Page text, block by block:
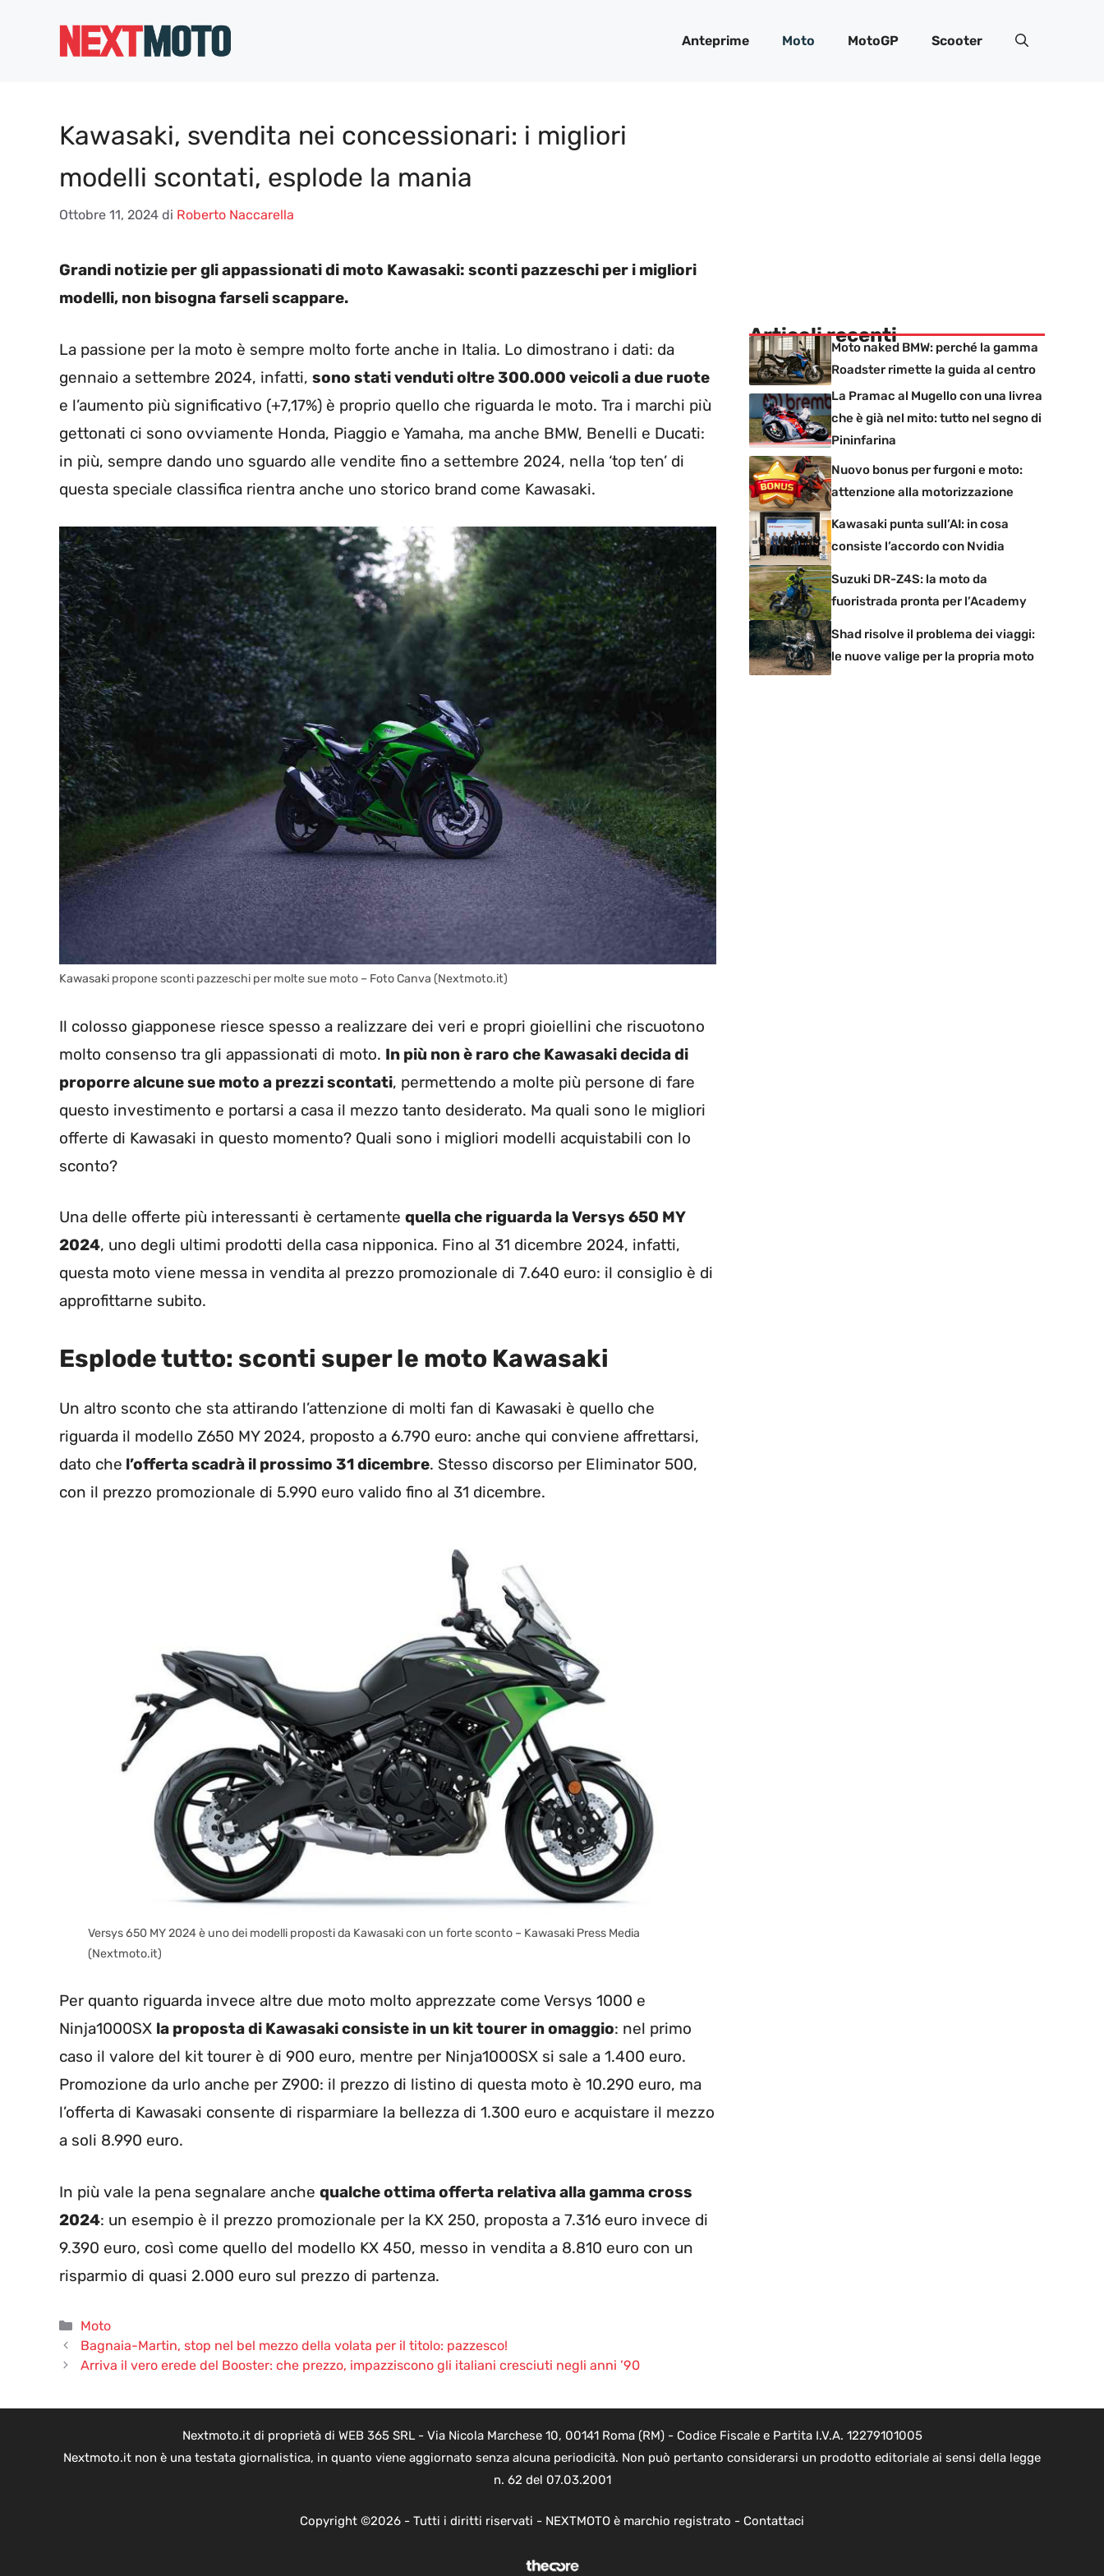
Anteprime Moto MotoGP Scooter
Kawasaki, svendita nei concessionari: i migliori
modelli scontati, esplode la mania
Ottobre 11, 2024 di Roberto Naccarella
Grandi notizie per gli appassionati di moto Kawasaki: sconti pazzeschi per i migliori
modelli, non bisogna farseli scappare.
La passione per la moto è sempre molto forte anche in Italia. Lo dimostrano i dati: da
gennaio a settembre 2024, infatti, sono stati venduti oltre 300.000 veicoli a due ruote
e l’aumento più significativo (+7,17%) è proprio quello che riguarda le moto. Tra i marchi più
gettonati ci sono ovviamente Honda, Piaggio e Yamaha, ma anche BMW, Benelli e Ducati:
in più, sempre dando uno sguardo alle vendite fino a settembre 2024, nella ‘top ten’ di
questa speciale classifica rientra anche uno storico brand come Kawasaki.
Kawasaki propone sconti pazzeschi per molte sue moto – Foto Canva (Nextmoto.it)
Il colosso giapponese riesce spesso a realizzare dei veri e propri gioiellini che riscuotono
molto consenso tra gli appassionati di moto. In più non è raro che Kawasaki decida di
proporre alcune sue moto a prezzi scontati, permettendo a molte più persone di fare
questo investimento e portarsi a casa il mezzo tanto desiderato. Ma quali sono le migliori
offerte di Kawasaki in questo momento? Quali sono i migliori modelli acquistabili con lo
sconto?
Una delle offerte più interessanti è certamente quella che riguarda la Versys 650 MY
2024, uno degli ultimi prodotti della casa nipponica. Fino al 31 dicembre 2024, infatti,
questa moto viene messa in vendita al prezzo promozionale di 7.640 euro: il consiglio è di
approfittarne subito.
Esplode tutto: sconti super le moto Kawasaki
Un altro sconto che sta attirando l’attenzione di molti fan di Kawasaki è quello che
riguarda il modello Z650 MY 2024, proposto a 6.790 euro: anche qui conviene affrettarsi,
dato che l’offerta scadrà il prossimo 31 dicembre. Stesso discorso per Eliminator 500,
con il prezzo promozionale di 5.990 euro valido fino al 31 dicembre.
Versys 650 MY 2024 è uno dei modelli proposti da Kawasaki con un forte sconto – Kawasaki Press Media
(Nextmoto.it)
Per quanto riguarda invece altre due moto molto apprezzate come Versys 1000 e
Ninja1000SX la proposta di Kawasaki consiste in un kit tourer in omaggio: nel primo
caso il valore del kit tourer è di 900 euro, mentre per Ninja1000SX si sale a 1.400 euro.
Promozione da urlo anche per Z900: il prezzo di listino di questa moto è 10.290 euro, ma
l’offerta di Kawasaki consente di risparmiare la bellezza di 1.300 euro e acquistare il mezzo
a soli 8.990 euro.
In più vale la pena segnalare anche qualche ottima offerta relativa alla gamma cross
2024: un esempio è il prezzo promozionale per la KX 250, proposta a 7.316 euro invece di
9.390 euro, così come quello del modello KX 450, messo in vendita a 8.810 euro con un
risparmio di quasi 2.000 euro sul prezzo di partenza.
Categorie
Moto
Bagnaia-Martin, stop nel bel mezzo della volata per il titolo: pazzesco!
Arriva il vero erede del Booster: che prezzo, impazziscono gli italiani cresciuti negli anni ’90
Articoli recenti
Moto naked BMW: perché la gamma
Roadster rimette la guida al centro
La Pramac al Mugello con una livrea
che è già nel mito: tutto nel segno di
Pininfarina
Nuovo bonus per furgoni e moto:
attenzione alla motorizzazione
Kawasaki punta sull’AI: in cosa
consiste l’accordo con Nvidia
Suzuki DR-Z4S: la moto da
fuoristrada pronta per l’Academy
Shad risolve il problema dei viaggi:
le nuove valige per la propria moto
Nextmoto.it di proprietà di WEB 365 SRL - Via Nicola Marchese 10, 00141 Roma (RM) - Codice Fiscale e Partita I.V.A. 12279101005
Nextmoto.it non è una testata giornalistica, in quanto viene aggiornato senza alcuna periodicità. Non può pertanto considerarsi un prodotto editoriale ai sensi della legge
n. 62 del 07.03.2001
Copyright ©2026 - Tutti i diritti riservati - NEXTMOTO è marchio registrato - Contattaci